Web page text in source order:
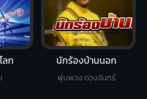
ก นักร้องบ้านนอก
พุ่มพวง ดวงจันทร์